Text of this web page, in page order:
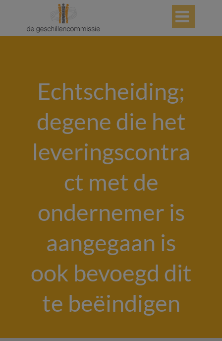

Echtscheiding;
degene die het
leveringscontra
ct met de
ondernemer is
aangegaan is
ook bevoegd dit
te beëindigen